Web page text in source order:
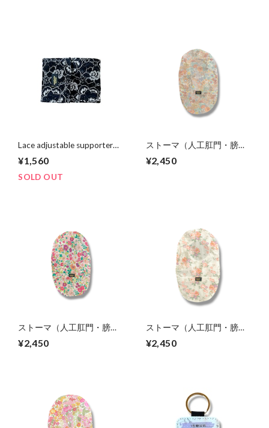
Lace adjustable supporter
midnight［レースアジャス
タブルサポーター］
¥1,560
SOLD OUT
ストーマ（人工肛門・膀
胱）カバー liberty
¥2,450
ストーマ（人工肛門・膀
胱）カバー liberty
¥2,450
ストーマ（人工肛門・膀
胱）カバー liberty
¥2,450